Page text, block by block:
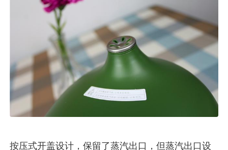
按压式开盖设计，保留了蒸汽出口，但蒸汽出口设